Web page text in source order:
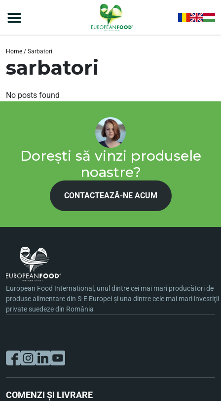
Home / Sarbatori
sarbatori
No posts found
Dorești să vinzi produsele
noastre?
CONTACTEAZĂ-NE ACUM
European Food International, unul dintre cei mai mari producători de
produse alimentare din S-E Europei şi una dintre cele mai mari investiţii
private suedeze din România
COMENZI ȘI LIVRARE